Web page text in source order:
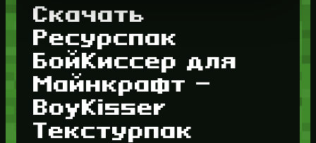
Скачать
Ресурспак
БойКиссер для
Майнкрафт —
BoyKisser
Текстурпак